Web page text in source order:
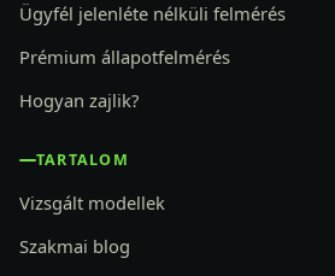
Ügyfél jelenléte nélküli felmérés
Prémium állapotfelmérés
Hogyan zajlik?
TARTALOM
Vizsgált modellek
Szakmai blog